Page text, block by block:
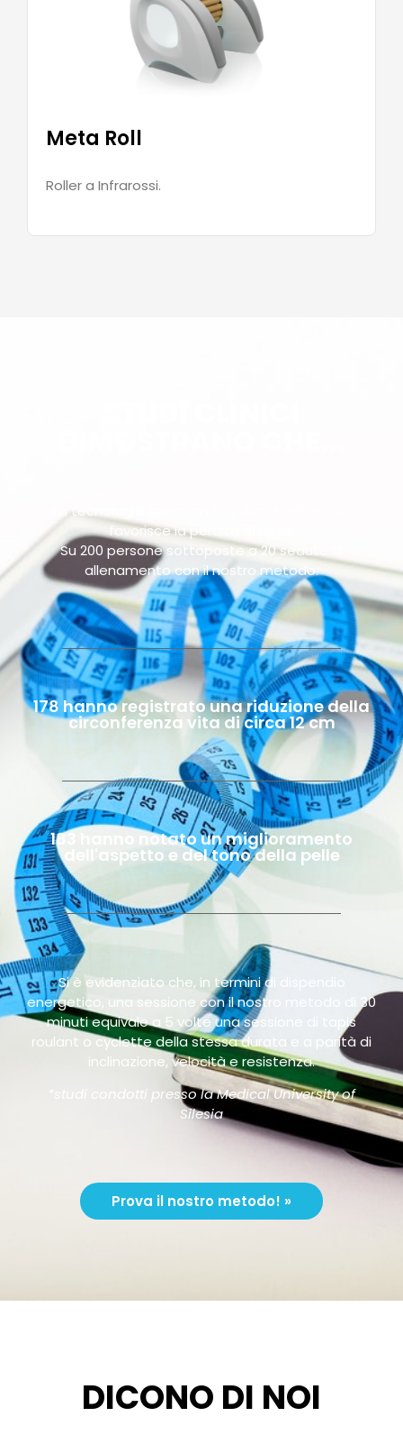
Meta Roll
Roller a Infrarossi.
La tecnologia specifica Vacuum + Infrarosso
favorisce la perdita di peso.
Su 200 persone sottoposte a 20 sedute di
allenamento con il nostro metodo:
178 hanno registrato una riduzione della
circonferenza vita di circa 12 cm
183 hanno notato un miglioramento
dell'aspetto e del tono della pelle
Si è evidenziato che, in termini di dispendio
energetico, una sessione con il nostro metodo di 30
minuti equivale a 5 volte una sessione di tapis
roulant o cyclette della stessa durata e a parità di
inclinazione, velocità e resistenza.
*studi condotti presso la Medical University of
Silesia
Prova il nostro metodo! »
DICONO DI NOI